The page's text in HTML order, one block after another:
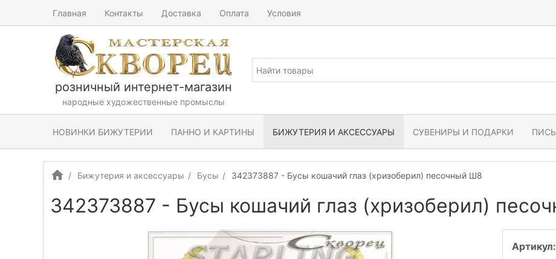
Главная Контакты Доставка Оплата Условия
розничный интернет-магазин
народные художественные промыслы
НОВИНКИ БИЖУТЕРИИ ПАННО И КАРТИНЫ БИЖУТЕРИЯ И АКСЕССУАРЫ СУВЕНИРЫ И ПОДАРКИ
Бижутерия и аксессуары Бусы 342373887 - Бусы кошачий глаз (хризоберил) песочный Ш8
342373887 - Бусы кошачий глаз (хризоберил)
Артикул: